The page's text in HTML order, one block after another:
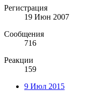
Регистрация
19 Июн 2007
Сообщения
716
Реакции
159
9 Июл 2015